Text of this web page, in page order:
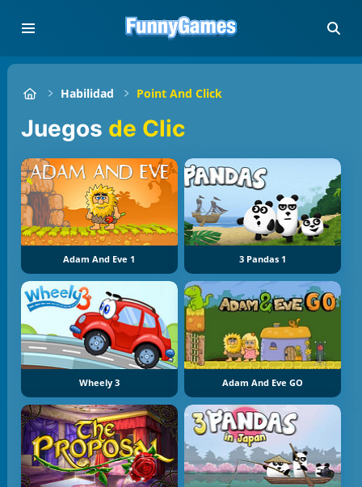
Habilidad Point And Click
Juegos de Clic
Adam And Eve 1 3 Pandas 1
Wheely 3 Adam And Eve GO